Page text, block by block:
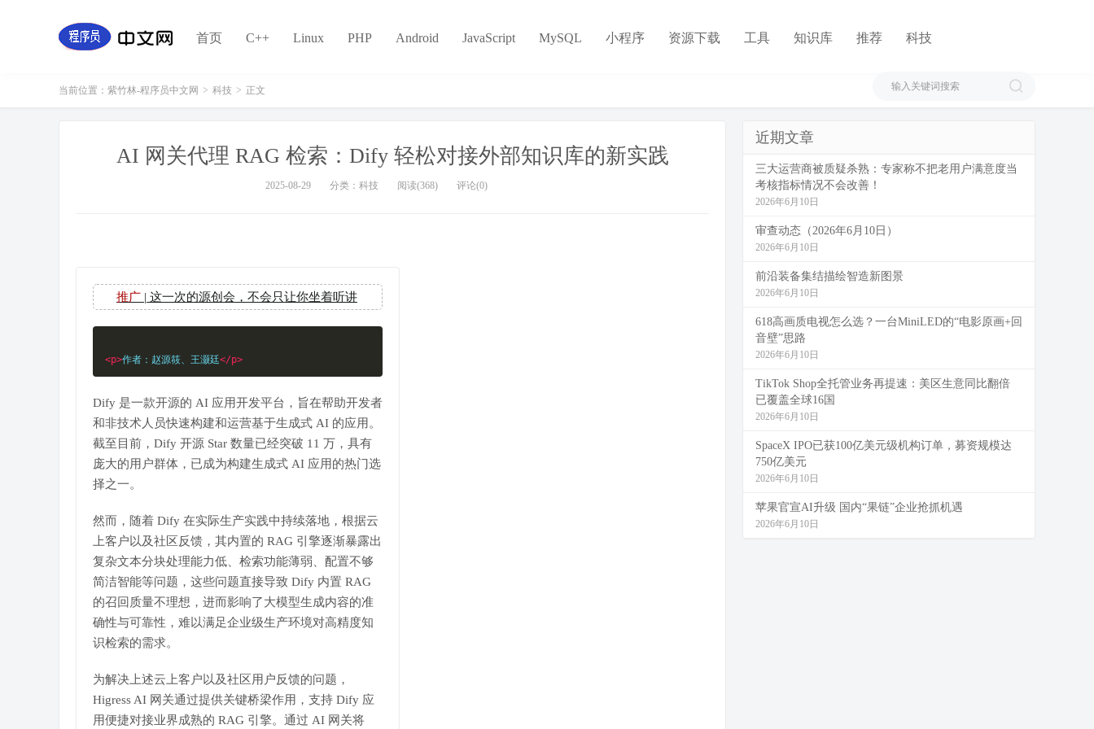
首页 C++ Linux PHP Android JavaScript MySQL 小程序 资源下载 工具 知识库 推荐 科技
当前位置： 紫竹林-程序员中文网 > 科技 > 正文
AI 网关代理 RAG 检索：Dify 轻松对接外部知识库的新实践
2025-08-29 分类：科技 阅读(368) 评论(0)
推广 | 这一次的源创会，不会只让你坐着听讲
<p>作者：赵源筱、王灏廷</p>
Dify 是一款开源的 AI 应用开发平台，旨在帮助开发者
和非技术人员快速构建和运营基于生成式 AI 的应用。
截至目前，Dify 开源 Star 数量已经突破 11 万，具有
庞大的用户群体，已成为构建生成式 AI 应用的热门选
择之一。
然而，随着 Dify 在实际生产实践中持续落地，根据云
上客户以及社区反馈，其内置的 RAG 引擎逐渐暴露出
复杂文本分块处理能力低、检索功能薄弱、配置不够
简洁智能等问题，这些问题直接导致 Dify 内置 RAG
的召回质量不理想，进而影响了大模型生成内容的准
确性与可靠性，难以满足企业级生产环境对高精度知
识检索的需求。
为解决上述云上客户以及社区用户反馈的问题，
Higress AI 网关通过提供关键桥梁作用，支持 Dify 应
用便捷对接业界成熟的 RAG 引擎。通过 AI 网关将
近期文章
三大运营商被质疑杀熟：专家称不把老用户满意度当
考核指标情况不会改善！
2026年6月10日
审查动态（2026年6月10日）
2026年6月10日
前沿装备集结描绘智造新图景
2026年6月10日
618高画质电视怎么选？一台MiniLED的“电影原画+回
音壁”思路
2026年6月10日
TikTok Shop全托管业务再提速：美区生意同比翻倍
已覆盖全球16国
2026年6月10日
SpaceX IPO已获100亿美元级机构订单，募资规模达
750亿美元
2026年6月10日
苹果官宣AI升级 国内“果链”企业抢抓机遇
2026年6月10日